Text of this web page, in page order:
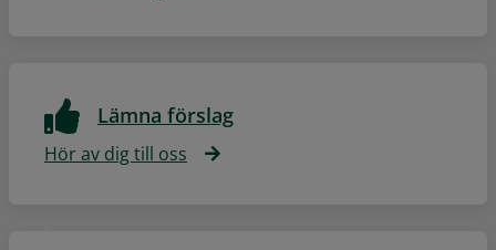
Lämna förslag
Hör av dig till oss